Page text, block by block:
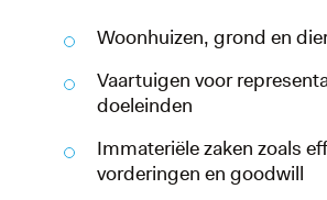
Woonhuizen, grond en
Vaartuigen voor
doeleinden
Immateriële zaken zoals
vorderingen en goodwill